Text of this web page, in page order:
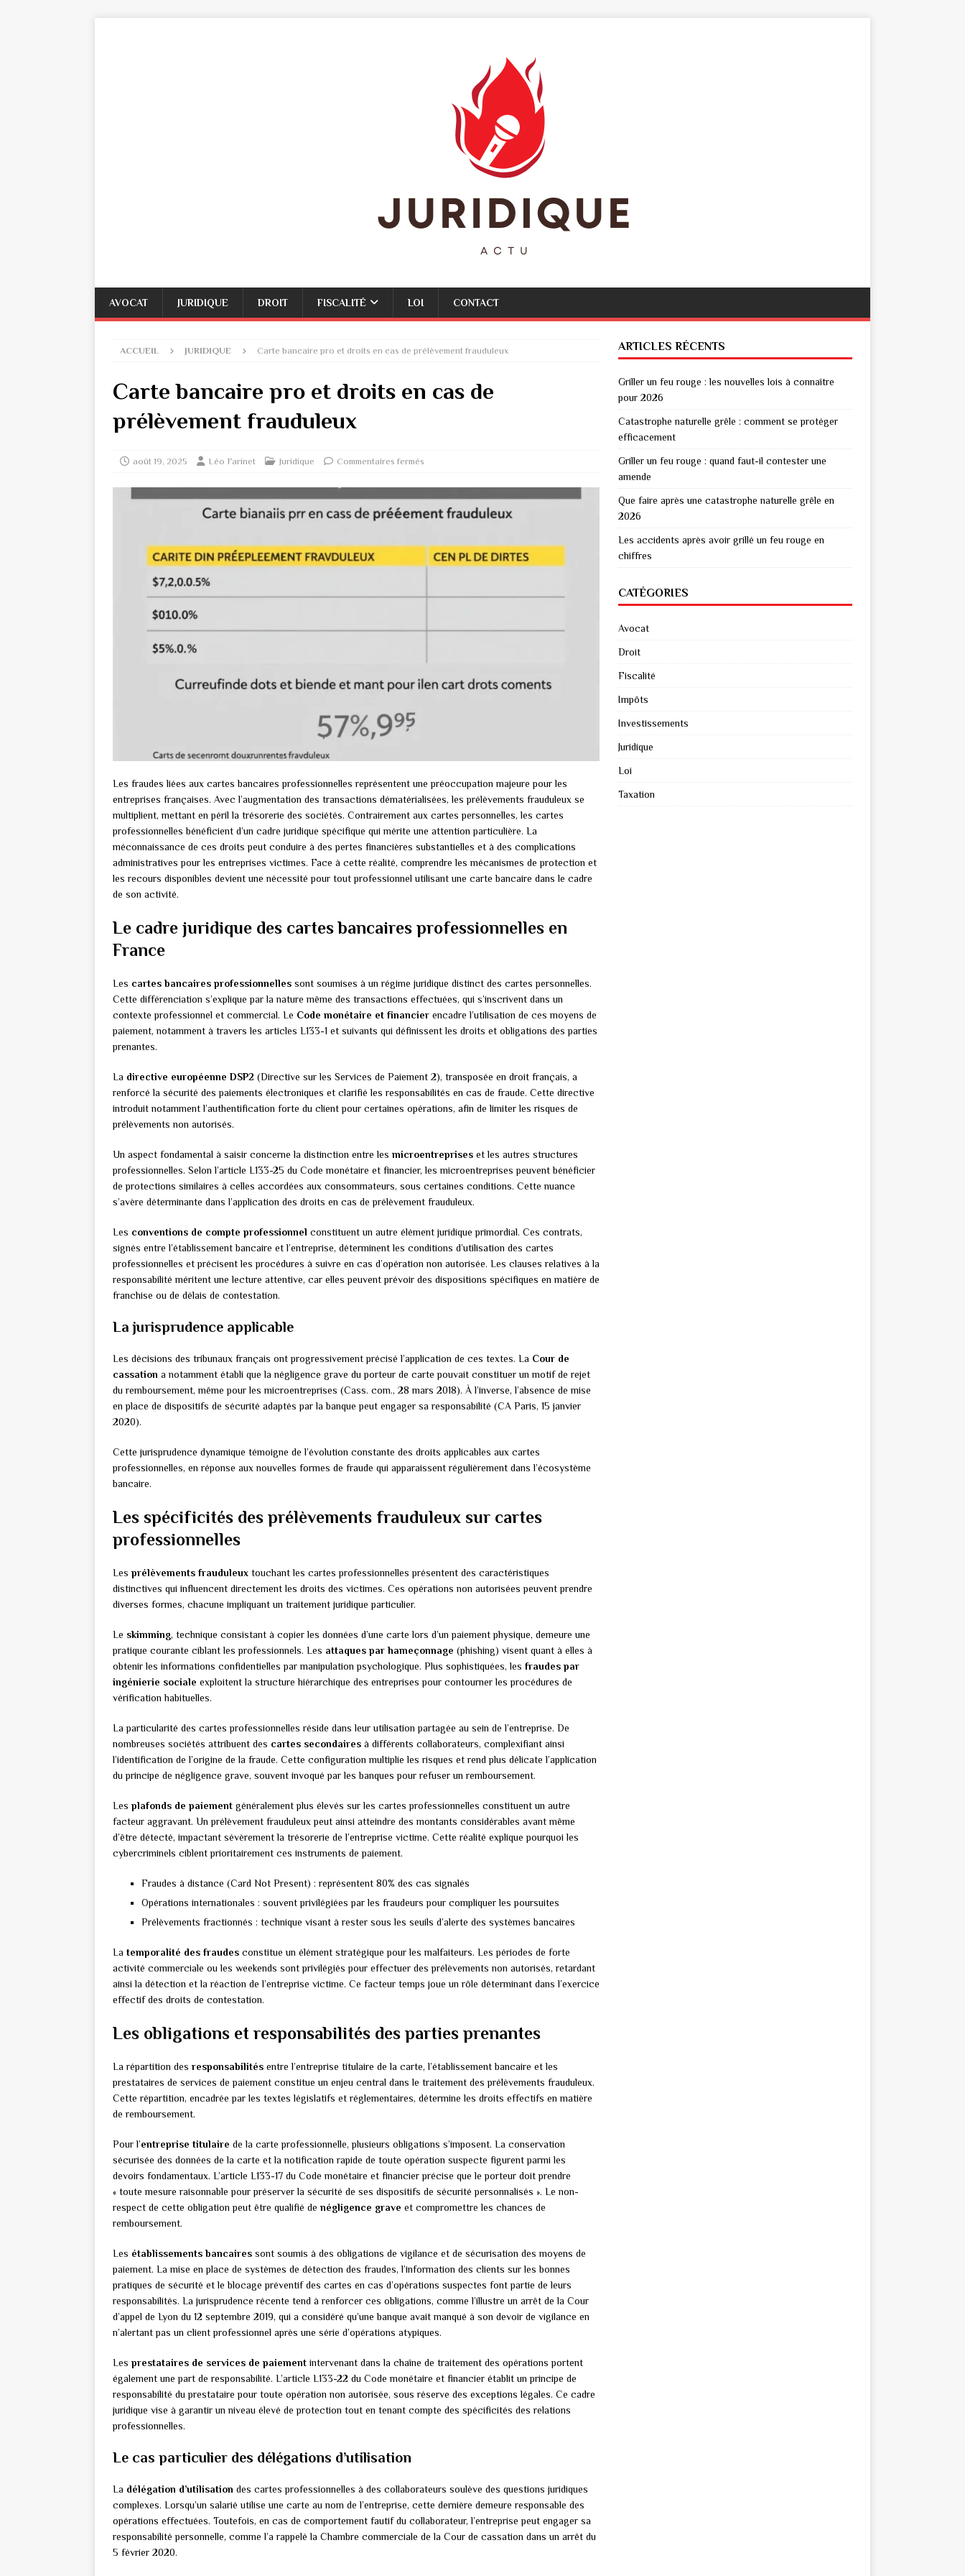
AVOCAT JURIDIQUE DROIT FISCALITÉ LOI CONTACT
ACCUEIL JURIDIQUE Carte bancaire pro et droits en cas de prélèvement frauduleux
Carte bancaire pro et droits en cas de
prélèvement frauduleux
août 19, 2025 Léo Farinet Juridique Commentaires fermés
Les fraudes liées aux cartes bancaires professionnelles représentent une préoccupation majeure pour les
entreprises françaises. Avec l’augmentation des transactions dématérialisées, les prélèvements frauduleux se
multiplient, mettant en péril la trésorerie des sociétés. Contrairement aux cartes personnelles, les cartes
professionnelles bénéficient d’un cadre juridique spécifique qui mérite une attention particulière. La
méconnaissance de ces droits peut conduire à des pertes financières substantielles et à des complications
administratives pour les entreprises victimes. Face à cette réalité, comprendre les mécanismes de protection et
les recours disponibles devient une nécessité pour tout professionnel utilisant une carte bancaire dans le cadre
de son activité.
Le cadre juridique des cartes bancaires professionnelles en
France
Les cartes bancaires professionnelles sont soumises à un régime juridique distinct des cartes personnelles.
Cette différenciation s’explique par la nature même des transactions effectuées, qui s’inscrivent dans un
contexte professionnel et commercial. Le Code monétaire et financier encadre l’utilisation de ces moyens de
paiement, notamment à travers les articles L133-1 et suivants qui définissent les droits et obligations des parties
prenantes.
La directive européenne DSP2 (Directive sur les Services de Paiement 2), transposée en droit français, a
renforcé la sécurité des paiements électroniques et clarifié les responsabilités en cas de fraude. Cette directive
introduit notamment l’authentification forte du client pour certaines opérations, afin de limiter les risques de
prélèvements non autorisés.
Un aspect fondamental à saisir concerne la distinction entre les microentreprises et les autres structures
professionnelles. Selon l’article L133-25 du Code monétaire et financier, les microentreprises peuvent bénéficier
de protections similaires à celles accordées aux consommateurs, sous certaines conditions. Cette nuance
s’avère déterminante dans l’application des droits en cas de prélèvement frauduleux.
Les conventions de compte professionnel constituent un autre élément juridique primordial. Ces contrats,
signés entre l’établissement bancaire et l’entreprise, déterminent les conditions d’utilisation des cartes
professionnelles et précisent les procédures à suivre en cas d’opération non autorisée. Les clauses relatives à la
responsabilité méritent une lecture attentive, car elles peuvent prévoir des dispositions spécifiques en matière de
franchise ou de délais de contestation.
La jurisprudence applicable
Les décisions des tribunaux français ont progressivement précisé l’application de ces textes. La Cour de
cassation a notamment établi que la négligence grave du porteur de carte pouvait constituer un motif de rejet
du remboursement, même pour les microentreprises (Cass. com., 28 mars 2018). À l’inverse, l’absence de mise
en place de dispositifs de sécurité adaptés par la banque peut engager sa responsabilité (CA Paris, 15 janvier
2020).
Cette jurisprudence dynamique témoigne de l’évolution constante des droits applicables aux cartes
professionnelles, en réponse aux nouvelles formes de fraude qui apparaissent régulièrement dans l’écosystème
bancaire.
Les spécificités des prélèvements frauduleux sur cartes
professionnelles
Les prélèvements frauduleux touchant les cartes professionnelles présentent des caractéristiques
distinctives qui influencent directement les droits des victimes. Ces opérations non autorisées peuvent prendre
diverses formes, chacune impliquant un traitement juridique particulier.
Le skimming, technique consistant à copier les données d’une carte lors d’un paiement physique, demeure une
pratique courante ciblant les professionnels. Les attaques par hameçonnage (phishing) visent quant à elles à
obtenir les informations confidentielles par manipulation psychologique. Plus sophistiquées, les fraudes par
ingénierie sociale exploitent la structure hiérarchique des entreprises pour contourner les procédures de
vérification habituelles.
La particularité des cartes professionnelles réside dans leur utilisation partagée au sein de l’entreprise. De
nombreuses sociétés attribuent des cartes secondaires à différents collaborateurs, complexifiant ainsi
l’identification de l’origine de la fraude. Cette configuration multiplie les risques et rend plus délicate l’application
du principe de négligence grave, souvent invoqué par les banques pour refuser un remboursement.
Les plafonds de paiement généralement plus élevés sur les cartes professionnelles constituent un autre
facteur aggravant. Un prélèvement frauduleux peut ainsi atteindre des montants considérables avant même
d’être détecté, impactant sévèrement la trésorerie de l’entreprise victime. Cette réalité explique pourquoi les
cybercriminels ciblent prioritairement ces instruments de paiement.
Fraudes à distance (Card Not Present) : représentent 80% des cas signalés
Opérations internationales : souvent privilégiées par les fraudeurs pour compliquer les poursuites
Prélèvements fractionnés : technique visant à rester sous les seuils d’alerte des systèmes bancaires
La temporalité des fraudes constitue un élément stratégique pour les malfaiteurs. Les périodes de forte
activité commerciale ou les weekends sont privilégiés pour effectuer des prélèvements non autorisés, retardant
ainsi la détection et la réaction de l’entreprise victime. Ce facteur temps joue un rôle déterminant dans l’exercice
effectif des droits de contestation.
Les obligations et responsabilités des parties prenantes
La répartition des responsabilités entre l’entreprise titulaire de la carte, l’établissement bancaire et les
prestataires de services de paiement constitue un enjeu central dans le traitement des prélèvements frauduleux.
Cette répartition, encadrée par les textes législatifs et réglementaires, détermine les droits effectifs en matière
de remboursement.
Pour l’entreprise titulaire de la carte professionnelle, plusieurs obligations s’imposent. La conservation
sécurisée des données de la carte et la notification rapide de toute opération suspecte figurent parmi les
devoirs fondamentaux. L’article L133-17 du Code monétaire et financier précise que le porteur doit prendre
« toute mesure raisonnable pour préserver la sécurité de ses dispositifs de sécurité personnalisés ». Le non-
respect de cette obligation peut être qualifié de négligence grave et compromettre les chances de
remboursement.
Les établissements bancaires sont soumis à des obligations de vigilance et de sécurisation des moyens de
paiement. La mise en place de systèmes de détection des fraudes, l’information des clients sur les bonnes
pratiques de sécurité et le blocage préventif des cartes en cas d’opérations suspectes font partie de leurs
responsabilités. La jurisprudence récente tend à renforcer ces obligations, comme l’illustre un arrêt de la Cour
d’appel de Lyon du 12 septembre 2019, qui a considéré qu’une banque avait manqué à son devoir de vigilance en
n’alertant pas un client professionnel après une série d’opérations atypiques.
Les prestataires de services de paiement intervenant dans la chaîne de traitement des opérations portent
également une part de responsabilité. L’article L133-22 du Code monétaire et financier établit un principe de
responsabilité du prestataire pour toute opération non autorisée, sous réserve des exceptions légales. Ce cadre
juridique vise à garantir un niveau élevé de protection tout en tenant compte des spécificités des relations
professionnelles.
Le cas particulier des délégations d’utilisation
La délégation d’utilisation des cartes professionnelles à des collaborateurs soulève des questions juridiques
complexes. Lorsqu’un salarié utilise une carte au nom de l’entreprise, cette dernière demeure responsable des
opérations effectuées. Toutefois, en cas de comportement fautif du collaborateur, l’entreprise peut engager sa
responsabilité personnelle, comme l’a rappelé la Chambre commerciale de la Cour de cassation dans un arrêt du
5 février 2020.
ARTICLES RÉCENTS
Griller un feu rouge : les nouvelles lois à connaître
pour 2026
Catastrophe naturelle grêle : comment se protéger
efficacement
Griller un feu rouge : quand faut-il contester une
amende
Que faire après une catastrophe naturelle grêle en
2026
Les accidents après avoir grillé un feu rouge en
chiffres
CATÉGORIES
Avocat
Droit
Fiscalité
Impôts
Investissements
Juridique
Loi
Taxation